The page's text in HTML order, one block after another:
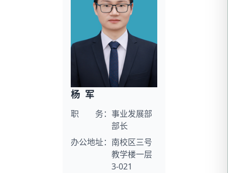
杨 军
职 务：事业发展部
部长
办公地址： 南校区三号
教学楼一层
3-021